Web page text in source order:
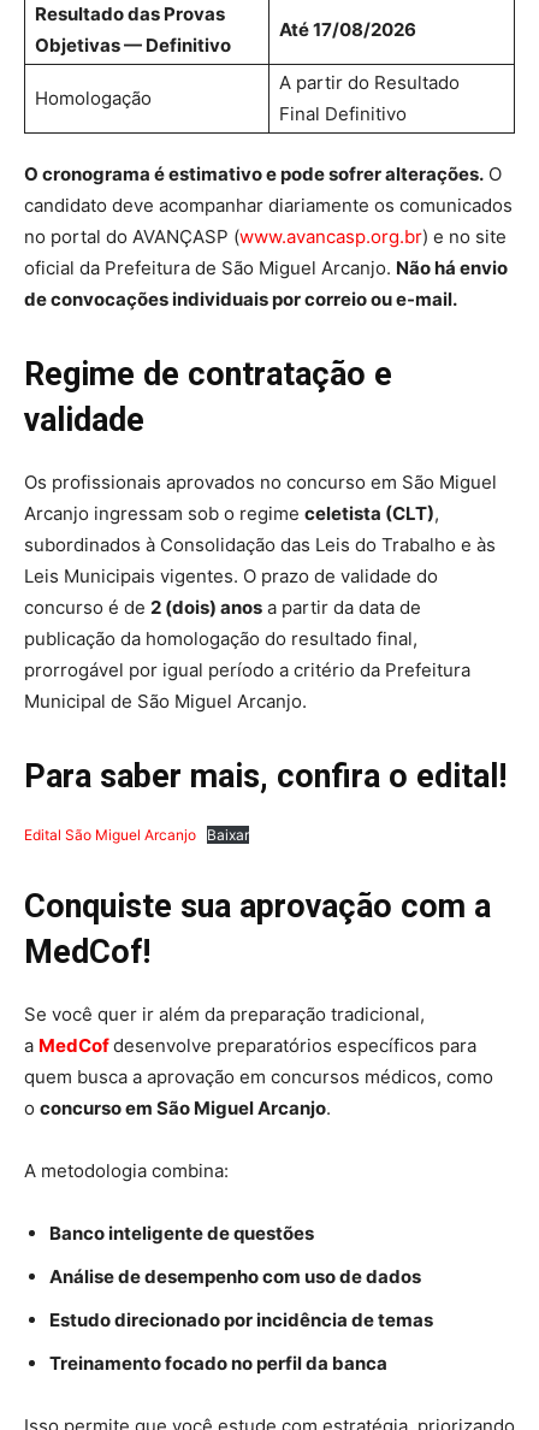
Resultado das Provas
Objetivas — Definitivo
Até 17/08/2026
Homologação
A partir do Resultado
Final Definitivo
O cronograma é estimativo e pode sofrer alterações. O
candidato deve acompanhar diariamente os comunicados
no portal do AVANÇASP (www.avancasp.org.br) e no site
oficial da Prefeitura de São Miguel Arcanjo. Não há envio
de convocações individuais por correio ou e-mail.
Regime de contratação e
validade
Os profissionais aprovados no concurso em São Miguel
Arcanjo ingressam sob o regime celetista (CLT),
subordinados à Consolidação das Leis do Trabalho e às
Leis Municipais vigentes. O prazo de validade do
concurso é de 2 (dois) anos a partir da data de
publicação da homologação do resultado final,
prorrogável por igual período a critério da Prefeitura
Municipal de São Miguel Arcanjo.
Para saber mais, confira o edital!
Edital São Miguel Arcanjo Baixar
Conquiste sua aprovação com a
MedCof!
Se você quer ir além da preparação tradicional,
a MedCofdesenvolve preparatórios específicos para
quem busca a aprovação em concursos médicos, como
o concurso em São Miguel Arcanjo.
A metodologia combina:
Banco inteligente de questões
Análise de desempenho com uso de dados
Estudo direcionado por incidência de temas
Treinamento focado no perfil da banca
Isso permite que você estude com estratégia, priorizando